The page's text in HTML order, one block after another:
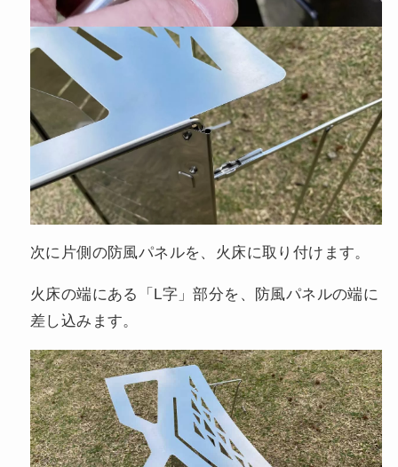
次に片側の防風パネルを、火床に取り付けます。
火床の端にある「L字」部分を、防風パネルの端に
差し込みます。